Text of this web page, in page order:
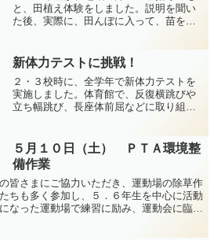
と、田植え体験をしました。説明を聞い
た後、実際に、田んぼに入って、苗を植
が、すぐに慣れて、遠くまで歩いて、苗
を植えることができました...
新体力テストに挑戦！
２・３校時に、全学年で新体力テストを
実施しました。体育館で、反復横跳びや
立ち幅跳び、長座体前屈などに取り組み
したりしながら、みんな頑張っていまし
た！
５月１０日（土） ＰＴＡ環境整
備作業
皆さまにご協力いただき、運動場の除草作
ちも多く参加し、５．６年生を中心に活動
なった運動場で練習に励み、運動会に臨ん